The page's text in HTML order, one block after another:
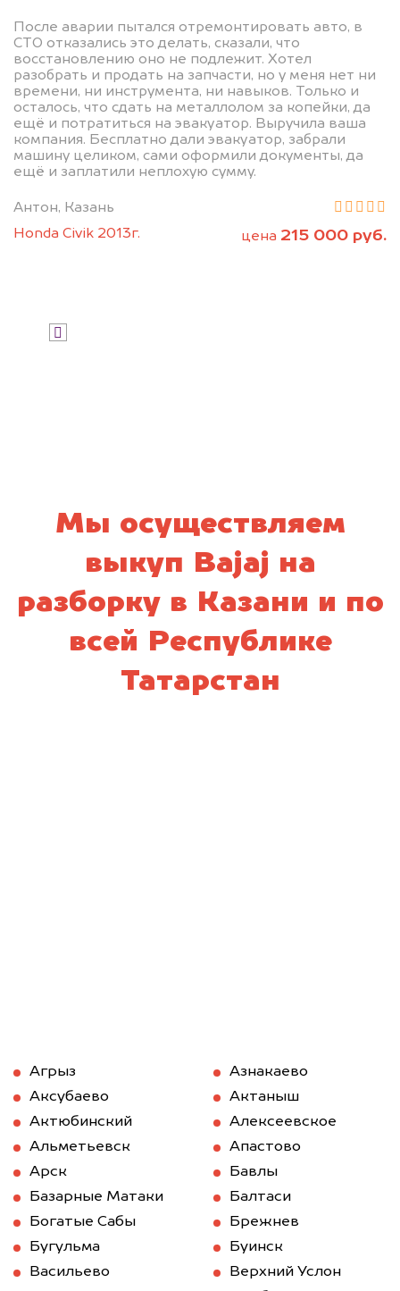
После аварии пытался отремонтировать авто, в
СТО отказались это делать, сказали, что
восстановлению оно не подлежит. Хотел
разобрать и продать на запчасти, но у меня нет ни
времени, ни инструмента, ни навыков. Только и
осталось, что сдать на металлолом за копейки, да
ещё и потратиться на эвакуатор. Выручила ваша
компания. Бесплатно дали эвакуатор, забрали
машину целиком, сами оформили документы, да
ещё и заплатили неплохую сумму.
Антон, Казань
Honda Civik 2013г.
цена 215 000 руб.
разборку.
Мы купим ваше авто на 20.000 руб.
дороже, чем предлагают на
автоаукционах.
Мы осуществляем
выкуп Bajaj на
разборку в Казани и по
всей Республике
Татарстан
Агрыз
Азнакаево
Аксубаево
Актаныш
Актюбинский
Алексеевское
Альметьевск
Апастово
Арск
Бавлы
Базарные Матаки
Балтаси
Богатые Сабы
Брежнев
Бугульма
Буинск
Васильево
Верхний Услон